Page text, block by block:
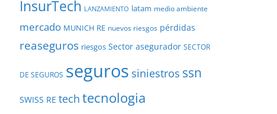
InsurTech LANZAMIENTO latam medio ambiente
mercado MUNICH RE nuevos riesgos pérdidas
reaseguros riesgos Sector asegurador SECTOR
DE SEGUROS seguros siniestros ssn
SWISS RE tech tecnologia